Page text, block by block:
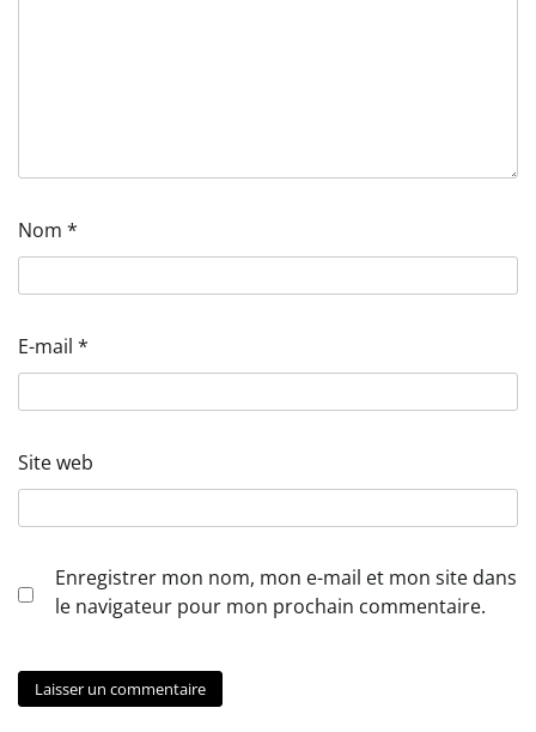
Nom *
E-mail *
Site web
Enregistrer mon nom, mon e-mail et mon site dans
le navigateur pour mon prochain commentaire.